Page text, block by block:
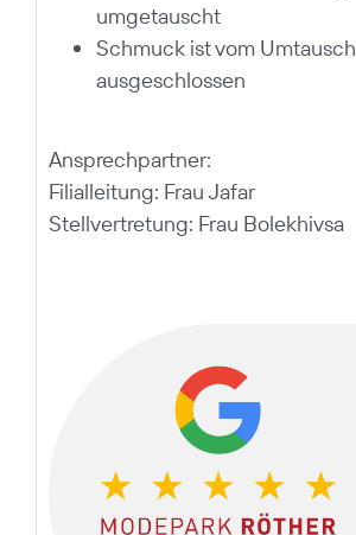
umgetauscht
Schmuck ist vom Umtausch
ausgeschlossen
Ansprechpartner:
Filialleitung: Frau Jafar
Stellvertretung: Frau Bolekhivsa